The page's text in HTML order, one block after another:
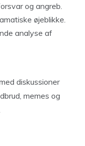
og angreb.
øjeblikke.
analyse af
diskussioner
memes og